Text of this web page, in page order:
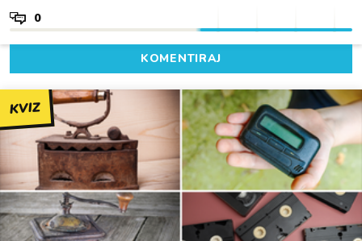
0
KOMENTIRAJ
KVIZ